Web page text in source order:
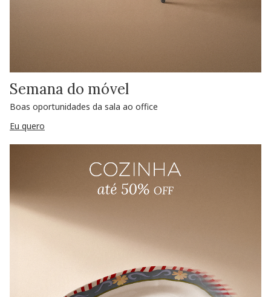
Semana do móvel
Boas oportunidades da sala ao office
Eu quero